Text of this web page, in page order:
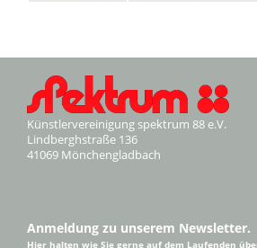
Künstlervereinigung spektrum 88 e.V.
Lindberghstraße 136
41069 Mönchengladbach
Anmeldung zu unserem Newsletter.
Hier halten wie Sie gerne auf dem Laufenden